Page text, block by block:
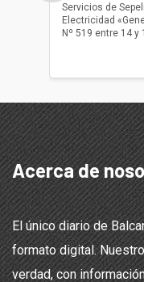
Servicios de
Electricidad
Nº 519 entre 14 y
Acerca de
El único diario de
formato digital.
verdad, con